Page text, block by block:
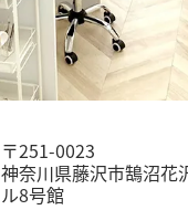
〒251-0023
神奈川県藤沢市鵠沼花
ル8号館